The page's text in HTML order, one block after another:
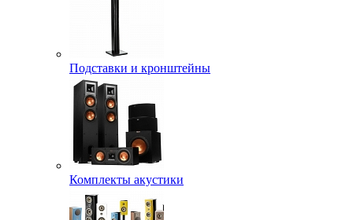
Подставки и кронштейны
Комплекты акустики